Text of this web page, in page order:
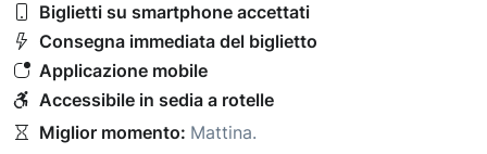
Biglietti su smartphone accettati
Consegna immediata del biglietto
Applicazione mobile
Accessibile in sedia a rotelle
Miglior momento: Mattina.